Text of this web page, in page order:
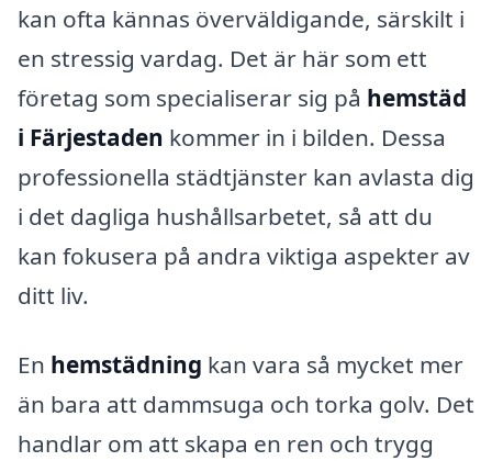
kan ofta kännas överväldigande, särskilt i
en stressig vardag. Det är här som ett
företag som specialiserar sig på hemstäd
i Färjestaden kommer in i bilden. Dessa
professionella städtjänster kan avlasta dig
i det dagliga hushållsarbetet, så att du
kan fokusera på andra viktiga aspekter av
ditt liv.
En hemstädning kan vara så mycket mer
än bara att dammsuga och torka golv. Det
handlar om att skapa en ren och trygg